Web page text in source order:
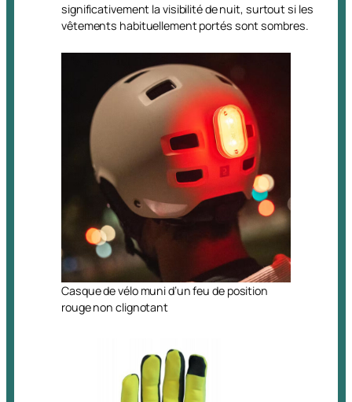
significativement la visibilité de nuit, surtout si les
vêtements habituellement portés sont sombres.
Casque de vélo muni d’un feu de position
rouge non clignotant